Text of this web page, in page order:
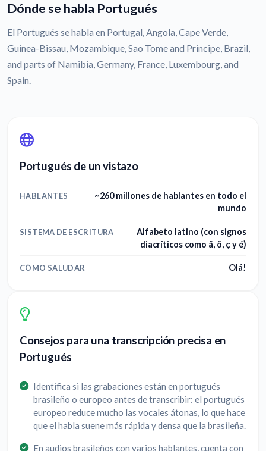
Dónde se habla Portugués
El Portugués se habla en Portugal, Angola, Cape Verde,
Guinea-Bissau, Mozambique, Sao Tome and Principe, Brazil,
and parts of Namibia, Germany, France, Luxembourg, and
Spain.
Portugués de un vistazo
HABLANTES
~260 millones de hablantes en todo el
mundo
SISTEMA DE ESCRITURA
Alfabeto latino (con signos
diacríticos como ã, õ, ç y é)
CÓMO SALUDAR Olá!
Consejos para una transcripción precisa en
Portugués
Identifica si las grabaciones están en portugués
brasileño o europeo antes de transcribir: el portugués
europeo reduce mucho las vocales átonas, lo que hace
que el habla suene más rápida y densa que la brasileña.
En audios brasileños con varios hablantes, cuenta con